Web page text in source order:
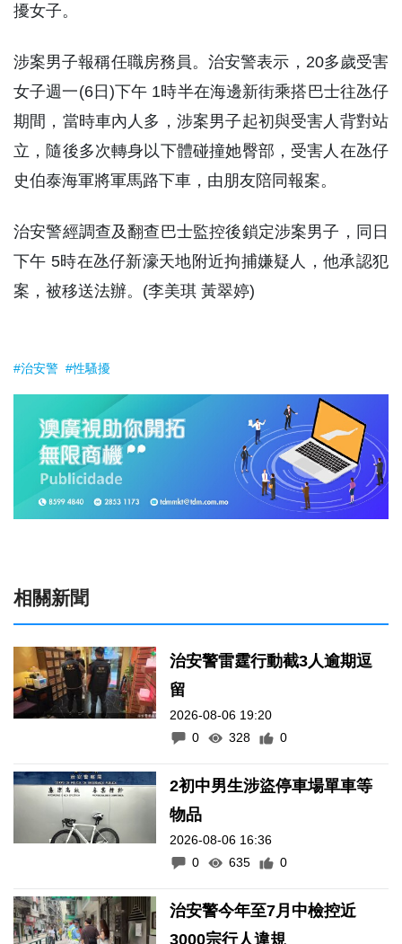
擾女子。
涉案男子報稱任職房務員。治安警表示，20多歲受害
女子週一(6日)下午 1時半在海邊新街乘搭巴士往氹仔
期間，當時車內人多，涉案男子起初與受害人背對站
立，隨後多次轉身以下體碰撞她臀部，受害人在氹仔
史伯泰海軍將軍馬路下車，由朋友陪同報案。
治安警經調查及翻查巴士監控後鎖定涉案男子，同日
下午 5時在氹仔新濠天地附近拘捕嫌疑人，他承認犯
案，被移送法辦。(李美琪 黃翠婷)
#治安警 #性騷擾
相關新聞
治安警雷霆行動截3人逾期逗
留
2026-08-06 19:20
0
328 0
2初中男生涉盜停車場單車等
物品
2026-08-06 16:36
0
635 0
治安警今年至7月中檢控近
3000宗行人違規